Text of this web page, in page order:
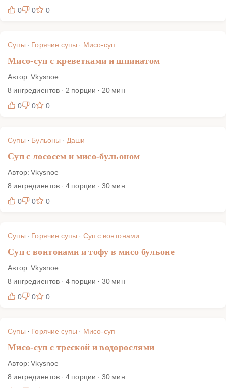
0
0 0
Супы · Горячие супы · Мисо-суп
Мисо-суп с креветками и шпинатом
Автор: Vkysnoe
8 ингредиентов · 2 порции · 20 мин
0
0 0
Супы · Бульоны · Даши
Суп с лососем и мисо-бульоном
Автор: Vkysnoe
8 ингредиентов · 4 порции · 30 мин
0
0 0
Супы · Горячие супы · Суп с вонтонами
Суп с вонтонами и тофу в мисо бульоне
Автор: Vkysnoe
8 ингредиентов · 4 порции · 30 мин
0
0 0
Супы · Горячие супы · Мисо-суп
Мисо-суп с треской и водорослями
Автор: Vkysnoe
8 ингредиентов · 4 порции · 30 мин